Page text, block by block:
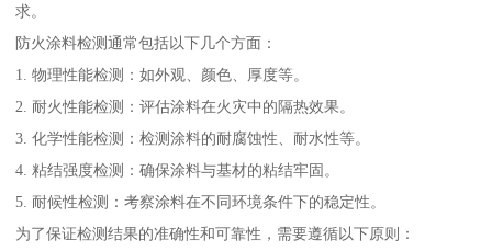
求。
防火涂料检测通常包括以下几个方面：
1. 物理性能检测：如外观、颜色、厚度等。
2. 耐火性能检测：评估涂料在火灾中的隔热效果。
3. 化学性能检测：检测涂料的耐腐蚀性、耐水性等。
4. 粘结强度检测：确保涂料与基材的粘结牢固。
5. 耐候性检测：考察涂料在不同环境条件下的稳定性。
为了保证检测结果的准确性和可靠性，需要遵循以下原则：